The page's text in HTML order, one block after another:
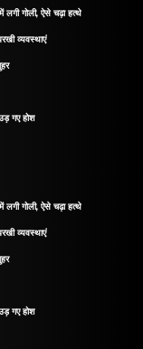
लगी गोली, ऐसे चढ़ा हत्थे
व्यवस्थाएं
गए होश
लगी गोली, ऐसे चढ़ा हत्थे
व्यवस्थाएं
गए होश